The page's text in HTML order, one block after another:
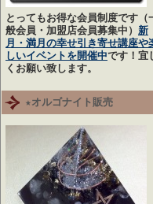
とってもお得な会員制度です（
般会員・加盟店会員募集中） 新
月・満月の幸せ引き寄せ講座や
しいイベントを開催中です！宜
くお願い致します。
★オルゴナイト販売